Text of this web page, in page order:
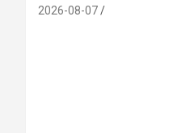
2026-08-07